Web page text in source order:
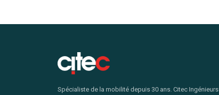
Spécialiste de la mobilité depuis 30 ans. Citec Ingénieurs